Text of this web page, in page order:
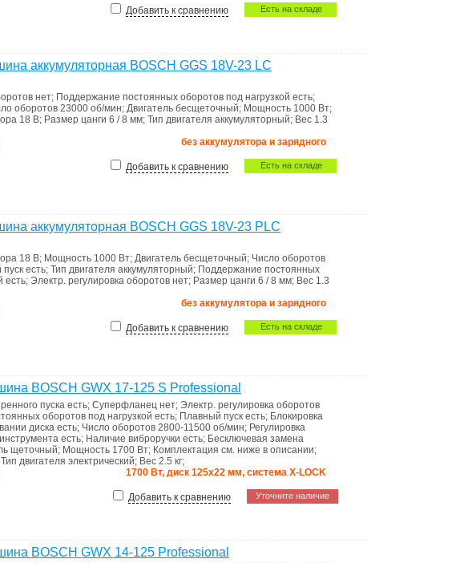
Есть на складе
Добавить к сравнению
аккумуляторная BOSCH GGS 18V-23 LC
нет; Поддержание постоянных оборотов под нагрузкой есть;
оборотов 23000 об/мин; Двигатель бесщеточный; Мощность 1000 Вт;
18 В; Размер цанги 6 / 8 мм; Тип двигателя аккумуляторный; Вес 1.3
без аккумулятора и зарядного
Есть на складе
Добавить к сравнению
аккумуляторная BOSCH GGS 18V-23 PLC
18 В; Мощность 1000 Вт; Двигатель бесщеточный; Число оборотов
есть; Тип двигателя аккумуляторный; Поддержание постоянных
есть; Электр. регулировка оборотов нет; Размер цанги 6 / 8 мм; Вес 1.3
без аккумулятора и зарядного
Есть на складе
Добавить к сравнению
BOSCH GWX 17-125 S Professional
пуска есть; Суперфланец нет; Электр. регулировка оборотов
оборотов под нагрузкой есть; Плавный пуск есть; Блокировка
диска есть; Число оборотов 2800-11500 об/мин; Регулировка
есть; Наличие виброручки есть; Бесключевая замена
щеточный; Мощность 1700 Вт; Комплектация см. ниже в описании;
Тип двигателя электрический; Вес 2.5 кг;
1700 Вт, диск 125х22 мм, система X-LOCK
Уточните наличие
Добавить к сравнению
BOSCH GWX 14-125 Professional